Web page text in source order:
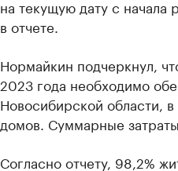
на текущую дату с начала
в отчете.
Нормайкин подчеркнул,
2023 года необходимо
Новосибирской области,
домов. Суммарные
Согласно отчету, 98,2%